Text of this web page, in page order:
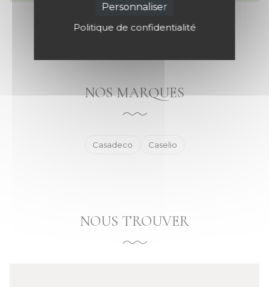
NOS MARQUES
Casadeco Caselio
NOUS TROUVER
Personnaliser
Politique de confidentialité